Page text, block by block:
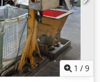
3/B Termine/Stände TÜV
01/2027 Km-Stand:
Preis zzgl. gesetzl.
Ihnen jederzeit
Npex Ab Tja Sie
Zeit von 7.00 Uhr - 16.00
1 /9